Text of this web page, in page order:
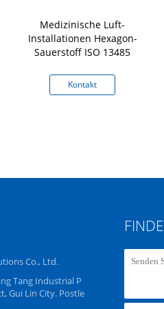
Medizinische Luft-
Installationen Hexagon-
Sauerstoff ISO 13485
Kontakt
Co., Ltd.
Tang Industrial P
Gui Lin City. Postle